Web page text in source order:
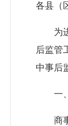
各县（
为进
后监管
中事后
一、
商事